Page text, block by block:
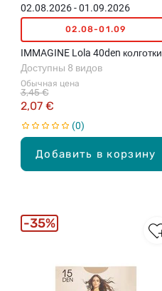
Добавить в корзину
02.08.2026 - 01.09.2026
02.08-01.09
IMMAGINE Lola 40den колготки
Обычная цена
2,07 €
3,45 €
Доступны 8 видов
0
35%